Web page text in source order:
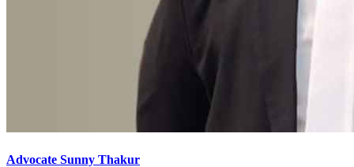
Advocate Sunny Thakur